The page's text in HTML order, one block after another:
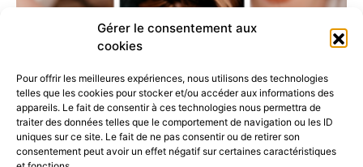
Gérer le consentement aux
cookies
Pour offrir les meilleures expériences, nous utilisons des technologies
telles que les cookies pour stocker et/ou accéder aux informations des
appareils. Le fait de consentir à ces technologies nous permettra de
traiter des données telles que le comportement de navigation ou les ID
uniques sur ce site. Le fait de ne pas consentir ou de retirer son
consentement peut avoir un effet négatif sur certaines caractéristiques
JE : Une cosmétique holistique et